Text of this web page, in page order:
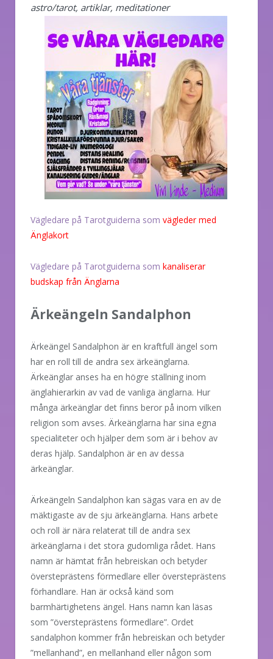
astro/tarot, artiklar, meditationer
Vägledare på Tarotguiderna som vägleder med
Änglakort
Vägledare på Tarotguiderna som kanaliserar
budskap från Änglarna
Ärkeängeln Sandalphon
Ärkeängel Sandalphon är en kraftfull ängel som
har en roll till de andra sex ärkeänglarna.
Ärkeänglar anses ha en högre ställning inom
änglahierarkin av vad de vanliga änglarna. Hur
många ärkeänglar det finns beror på inom vilken
religion som avses. Ärkeänglarna har sina egna
specialiteter och hjälper dem som är i behov av
deras hjälp. Sandalphon är en av dessa
ärkeänglar.
Ärkeängeln Sandalphon kan sägas vara en av de
mäktigaste av de sju ärkeänglarna. Hans arbete
och roll är nära relaterat till de andra sex
ärkeänglarna i det stora gudomliga rådet. Hans
namn är hämtat från hebreiskan och betyder
översteprästens förmedlare eller översteprästens
förhandlare. Han är också känd som
barmhärtighetens ängel. Hans namn kan läsas
som ”översteprästens förmedlare”. Ordet
sandalphon kommer från hebreiskan och betyder
”mellanhand”, en mellanhand eller någon som